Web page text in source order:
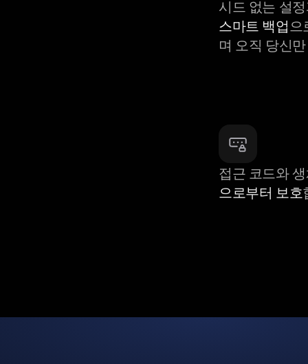
시드 없는 설
스마트 백업 으
며 오직 당신
접근 코드와
으로부터 보호